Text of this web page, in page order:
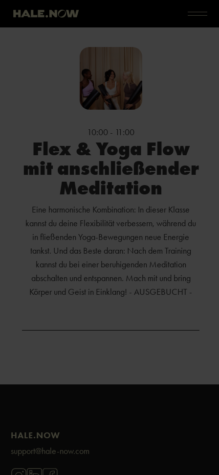
10:00 - 11:00
Flex & Yoga Flow
mit anschließender
Meditation
Eine harmonische Kombination: In dieser Klasse
kannst du deine Flexibilität verbessern, während du
in fließenden Yoga-Bewegungen neue Energie
tankst. Und das Beste daran: Nach dem Training
kannst du bei einer beruhigenden Meditation
abschalten und entspannen. Mach mit und bring
Körper und Geist in Einklang! - AUSGEBUCHT -
HALE.NOW
support@hale-now.com